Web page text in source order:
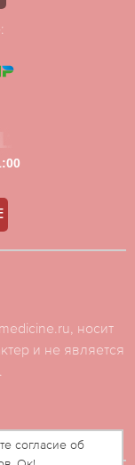
носит
и не является
согласие об